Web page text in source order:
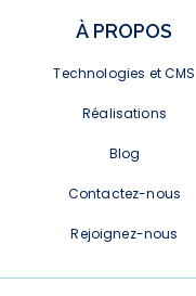
À PROPOS
Technologies et CMS
Réalisations
Blog
Contactez-nous
Rejoignez-nous